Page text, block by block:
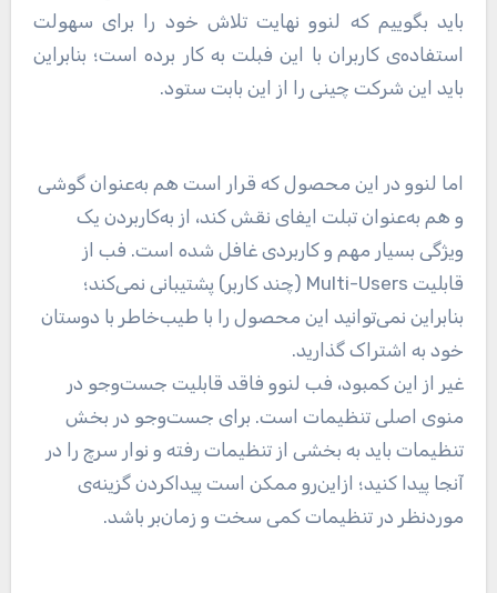
باید بگوییم که لنوو نهایت تلاش خود را برای سهولت
استفاده‌ی کاربران با این فبلت به کار برده است؛ بنابراین
باید این شرکت چینی را از این بابت ستود.
اما لنوو در این محصول که قرار است هم به‌عنوان گوشی
و هم به‌عنوان تبلت ایفای نقش کند، از به‌کاربردن یک
ویژگی بسیار مهم و کاربردی غافل شده است. فب از
قابلیت Multi-Users (چند کاربر) پشتیبانی نمی‌کند؛
بنابراین نمی‌توانید این محصول را با طیب‌خاطر با دوستان
خود به اشتراک گذارید.
غیر از این کمبود، فب لنوو فاقد قابلیت جست‌وجو در
منوی اصلی تنظیمات است. برای جست‌وجو در بخش
تنظیمات باید به بخشی از تنظیمات رفته و نوار سرچ را در
آنجا پیدا کنید؛ ازاین‌رو ممکن است پیداکردن گزینه‌ی
موردنظر در تنظیمات کمی سخت و زمان‌بر باشد.